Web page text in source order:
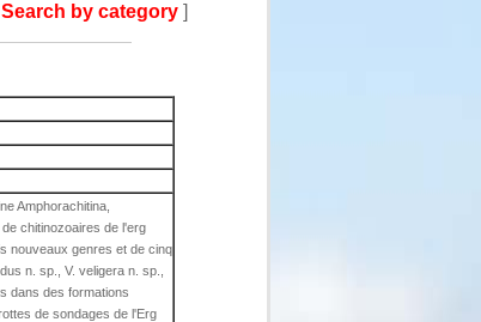
Search by category ]
Amphorachitina,
chitinozoaires de l'erg
nouveaux genres et de cinq
n. sp., V. veligera n. sp.,
dans des formations
de sondages de l'Erg